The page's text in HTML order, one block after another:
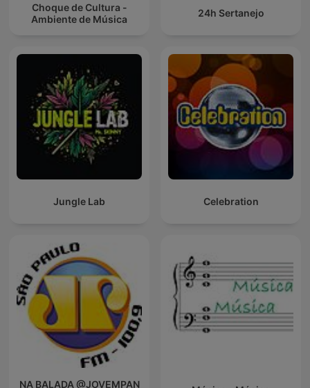
Choque de Cultura -
Ambiente de Música
24h Sertanejo
Jungle Lab Celebration
NA BALADA @JOVEMPAN